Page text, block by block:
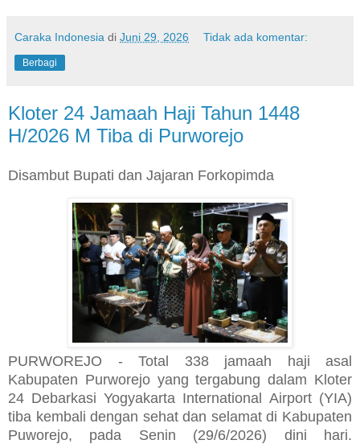
Caraka Indonesia di Juni 29, 2026 Tidak ada komentar:
Berbagi
Kloter 24 Jamaah Haji Tahun 1448
H/2026 M Tiba di Purworejo
Disambut Bupati dan Jajaran Forkopimda
PURWOREJO - Total 338 jamaah haji asal
Kabupaten Purworejo yang tergabung dalam Kloter
24 Debarkasi Yogyakarta International Airport (YIA)
tiba kembali dengan sehat dan selamat di Kabupaten
Puworejo, pada Senin (29/6/2026) dini hari.